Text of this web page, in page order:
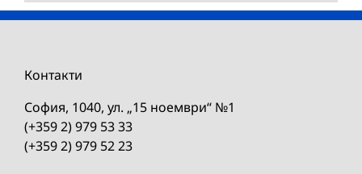
Контакти
София, 1040, ул. „15 ноември“ №1
(+359 2) 979 53 33
(+359 2) 979 52 23